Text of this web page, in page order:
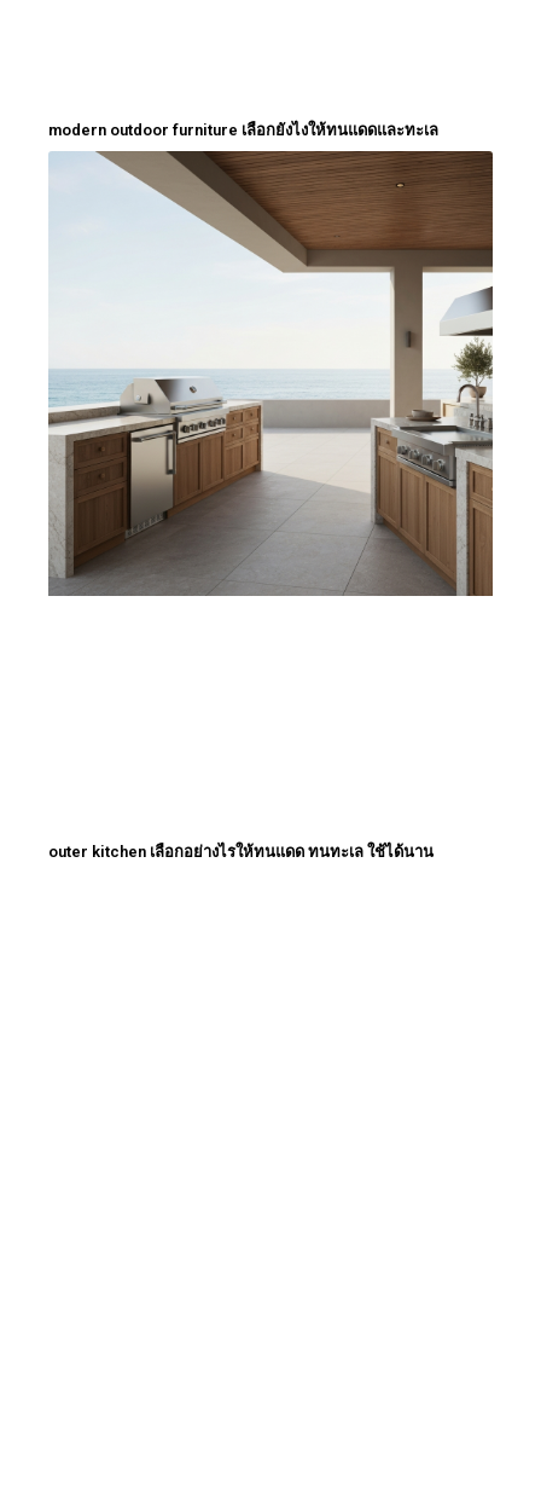
modern outdoor furniture เลือกยังไงให้ทนแดดและทะเล
outer kitchen เลือกอย่างไรให้ทนแดด ทนทะเล ใช้ได้นาน